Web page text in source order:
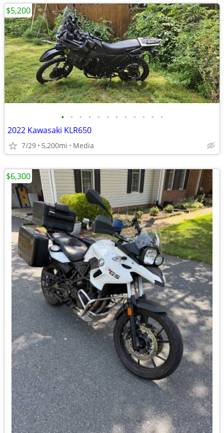
• • • • • • • • • • • •
2022 Kawasaki KLR650
7/29 5,200mi Media
$5,200
$6,300